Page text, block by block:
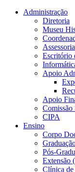
Conteúdo principal
Administração
Diretoria
Museu
Escritório
Apoio
Apoio
Comissão
CIPA
Ensino
Corpo
Pós-
Extensão
Clínica de